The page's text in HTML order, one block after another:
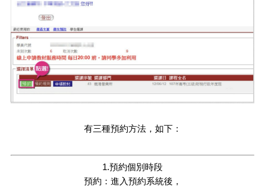
有三種預約方法，如下：
1.預約個別時段
預約：進入預約系統後，